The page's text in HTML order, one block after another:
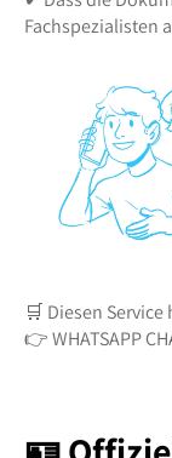
Fachspezialisten
🛒 Diesen
👉 WHATSAPP